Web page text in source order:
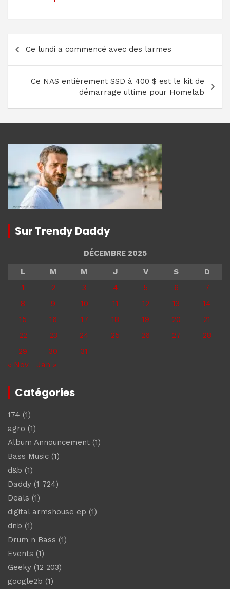
Navigation
de
l’article
Ce lundi a commencé avec des larmes
Ce NAS entièrement SSD à 400 $ est le kit de
démarrage ultime pour Homelab
Sur Trendy Daddy
DÉCEMBRE 2025
L
M M J V S
D
1
2 3 4 5 6
7
8
9 10 11 12 13
14
15
16 17 18 19 20
21
22
23 24 25 26 27
28
29
30
31
« Nov
Jan »
Catégories
174 (1)
agro (1)
Album Announcement (1)
Bass Music (1)
d&b (1)
Daddy (1 724)
Deals (1)
digital armshouse ep (1)
dnb (1)
Drum n Bass (1)
Events (1)
Geeky (12 203)
google2b (1)